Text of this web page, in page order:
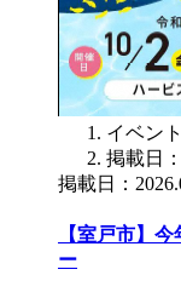
イベント
掲載日
掲載日：
【室戸市】
ー